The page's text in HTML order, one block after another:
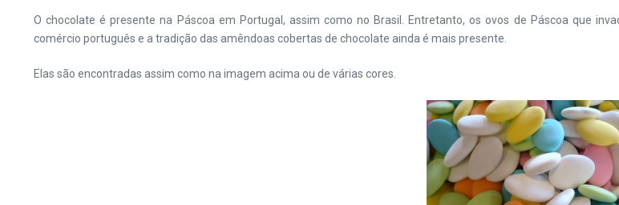
O chocolate é presente na Páscoa em Portugal, assim como no Brasil. Entretanto, os ovos de Páscoa que
comércio português e a tradição das amêndoas cobertas de chocolate ainda é mais presente.
Elas são encontradas assim como na imagem acima ou de várias cores.